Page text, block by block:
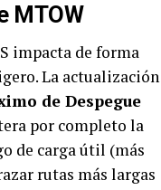
MTOW
impacta de forma
La actualización
de Despegue
por completo la
de carga útil (más
rutas más largas